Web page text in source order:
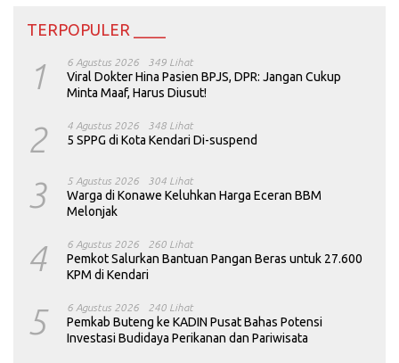
TERPOPULER ____
1 6 Agustus 2026 349 Lihat
Viral Dokter Hina Pasien BPJS, DPR: Jangan Cukup
Minta Maaf, Harus Diusut!
2 4 Agustus 2026 348 Lihat
5 SPPG di Kota Kendari Di-suspend
3 5 Agustus 2026 304 Lihat
Warga di Konawe Keluhkan Harga Eceran BBM
Melonjak
4 6 Agustus 2026 260 Lihat
Pemkot Salurkan Bantuan Pangan Beras untuk 27.600
KPM di Kendari
5 6 Agustus 2026 240 Lihat
Pemkab Buteng ke KADIN Pusat Bahas Potensi
Investasi Budidaya Perikanan dan Pariwisata